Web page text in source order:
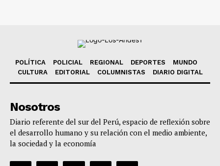
POLÍTICA POLICIAL REGIONAL DEPORTES
MUNDO
CULTURA
EDITORIAL COLUMNISTAS DIARIO DIGITAL
Nosotros
Diario referente del sur del Perú, espacio de reflexión sobre
el desarrollo humano y su relación con el medio ambiente,
la sociedad y la economía